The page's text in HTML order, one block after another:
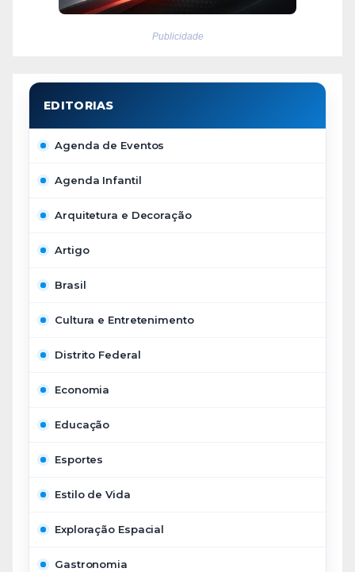
Publicidade
Agenda de Eventos
Agenda Infantil
Arquitetura e Decoração
Artigo
Brasil
Cultura e Entretenimento
Distrito Federal
Economia
Educação
Esportes
Estilo de Vida
Exploração Espacial
Gastronomia